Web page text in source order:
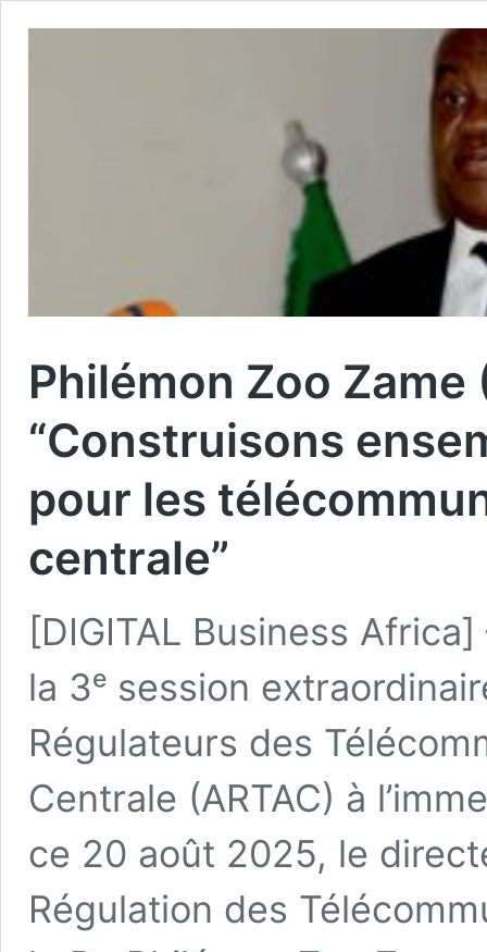
Philémon Zoo Zame
“Construisons
pour les
centrale”
[DIGITAL Business
la 3ᵉ session
Régulateurs des
Centrale (ARTAC) à
ce 20 août 2025, le
Régulation des